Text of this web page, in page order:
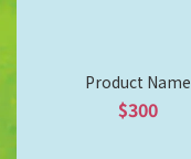
Product Name
$300